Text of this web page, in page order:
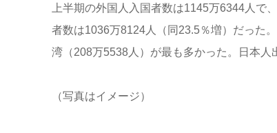
上半期の外国人入国者数は1145万6344人で
者数は1036万8124人（同23.5％増）だった
湾（208万5538人）が最も多かった。日本人
（写真はイメージ）